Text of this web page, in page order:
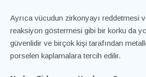
Ayrıca vücudun zirkonyayı reddetmesi
reaksiyon göstermesi gibi bir korku da
güvenlidir ve birçok kişi tarafından
porselen kaplamalara tercih edilir.